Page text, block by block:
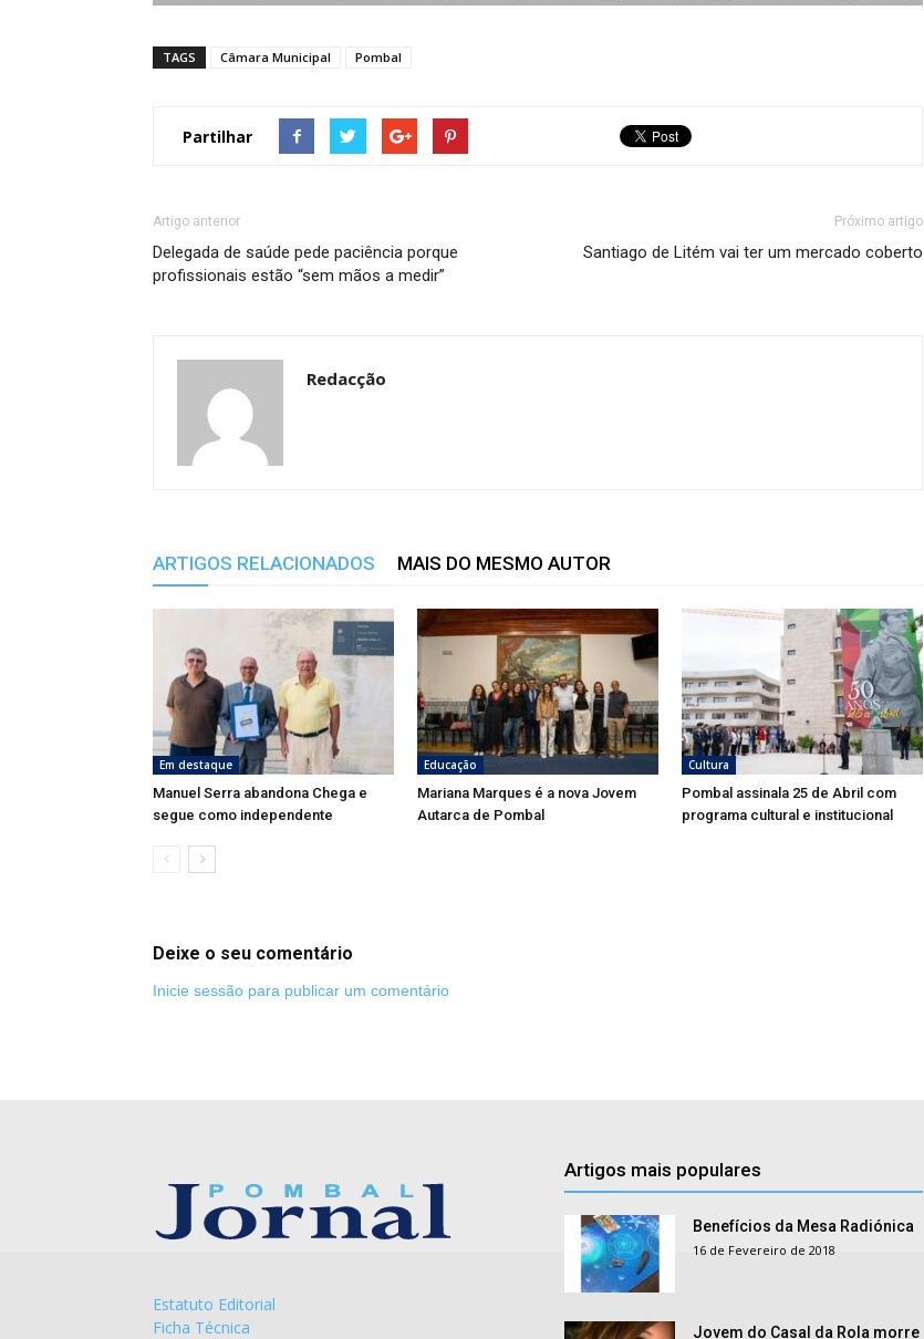
TAGS Câmara Municipal Pombal
Partilhar
Artigo anterior
Delegada de saúde pede paciência porque
profissionais estão “sem mãos a medir”
Próximo artigo
Santiago de Litém vai ter um mercado coberto
Redacção
ARTIGOS RELACIONADOS MAIS DO MESMO AUTOR
Em destaque
Manuel Serra abandona Chega e
segue como independente
Educação
Mariana Marques é a nova Jovem
Autarca de Pombal
Cultura
Pombal assinala 25 de Abril com
programa cultural e institucional
Deixe o seu comentário
Inicie sessão para publicar um comentário
Estatuto Editorial
Ficha Técnica
Artigos mais populares
Benefícios da Mesa Radiónica
16 de Fevereiro de 2018
Jovem do Casal da Rola morre